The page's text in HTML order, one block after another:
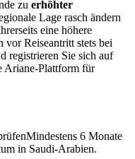
zu erhöhter
Lage rasch ändern
eine höhere
vor Reiseantritt stets bei
registrieren Sie sich auf
Ariane-Plattform für
Mindestens 6 Monate
in Saudi-Arabien.